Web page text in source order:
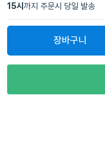
15시 까지 주문시 당일 발송
장바구니